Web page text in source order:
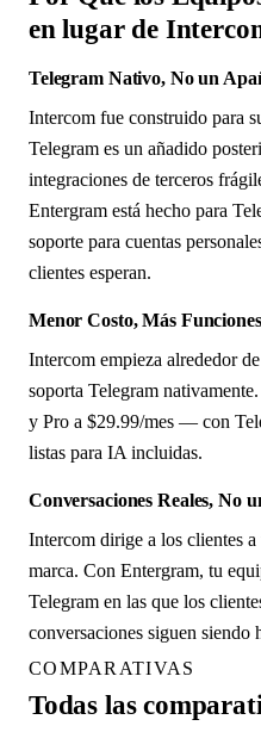
en lugar de
Telegram Nativo, No un
Intercom fue construido para
Telegram es un añadido
integraciones de terceros
Entergram está hecho para
soporte para cuentas
clientes esperan.
Menor Costo, Más
Intercom empieza alrededor
soporta Telegram
y Pro a $29.99/mes — con
listas para IA incluidas.
Conversaciones Reales, No
Intercom dirige a los clientes
marca. Con Entergram, tu
Telegram en las que los
conversaciones siguen siendo
COMPARATIVAS
Todas las